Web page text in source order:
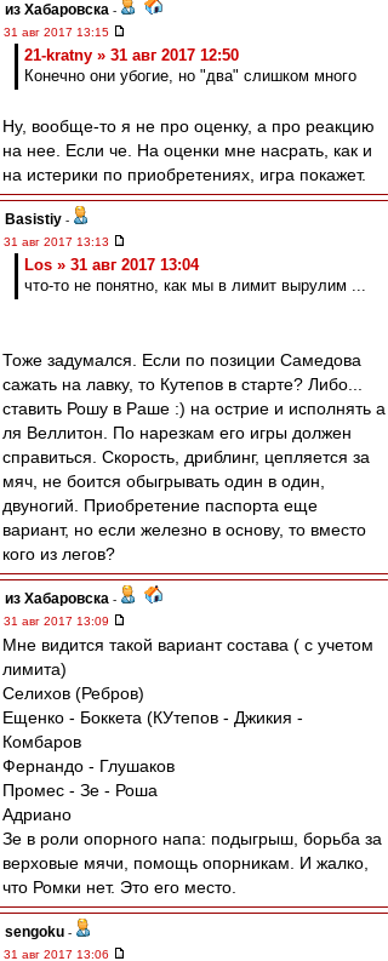
из Хабаровска -
31 авг 2017 13:15
21-kratny » 31 авг 2017 12:50
Конечно они убогие, но "два" слишком много
Ну, вообще-то я не про оценку, а про реакцию
на нее. Если че. На оценки мне насрать, как и
на истерики по приобретениях, игра покажет.
Basistiy -
31 авг 2017 13:13
Los » 31 авг 2017 13:04
что-то не понятно, как мы в лимит вырулим ...
Тоже задумался. Если по позиции Самедова
сажать на лавку, то Кутепов в старте? Либо...
ставить Рошу в Раше :) на острие и исполнять а
ля Веллитон. По нарезкам его игры должен
справиться. Скорость, дриблинг, цепляется за
мяч, не боится обыгрывать один в один,
двуногий. Приобретение паспорта еще
вариант, но если железно в основу, то вместо
кого из легов?
из Хабаровска -
31 авг 2017 13:09
Мне видится такой вариант состава ( с учетом
лимита)
Селихов (Ребров)
Ещенко - Боккета (КУтепов - Джикия -
Комбаров
Фернандо - Глушаков
Промес - Зе - Роша
Адриано
Зе в роли опорного напа: подыгрыш, борьба за
верховые мячи, помощь опорникам. И жалко,
что Ромки нет. Это его место.
sengoku -
31 авг 2017 13:06